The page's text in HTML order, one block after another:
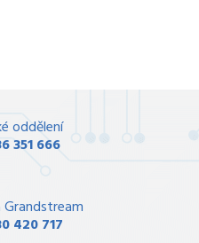
oddělení
351 666
420 717